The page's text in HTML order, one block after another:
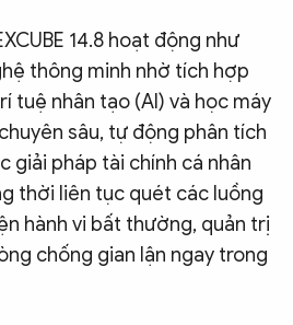
14.8 hoạt động như
thông minh nhờ tích hợp
tuệ nhân tạo (AI) và học máy
sâu, tự động phân tích
giải pháp tài chính cá nhân
thời liên tục quét các luồng
hành vi bất thường, quản trị
chống gian lận ngay trong